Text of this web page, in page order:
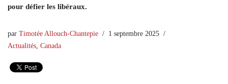
pour défier les libéraux.
par Timotée Allouch-Chantepie
1 septembre 2025
Actualités Canada